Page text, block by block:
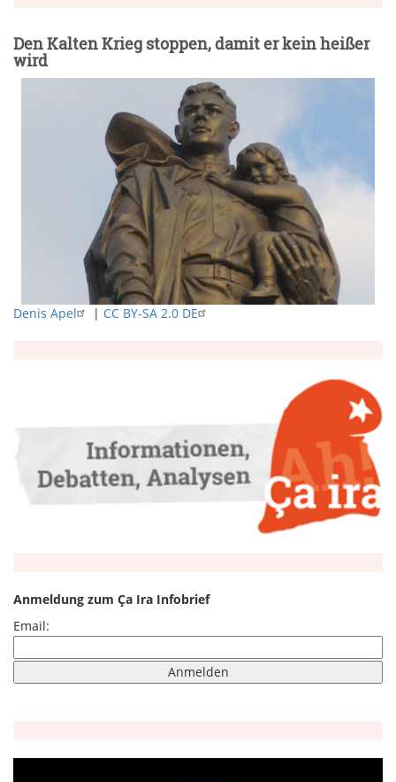
Den Kalten Krieg stoppen, damit er kein heißer
wird
Denis Apel | CC BY-SA 2.0 DE
Anmeldung zum Ça Ira Infobrief
Email: